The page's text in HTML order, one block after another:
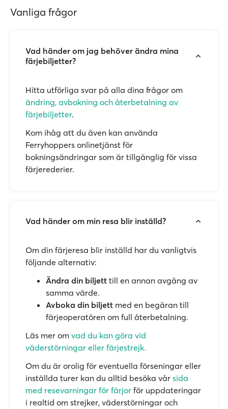
Vanliga frågor
Vad händer om jag behöver ändra mina
färjebiljetter?
Hitta utförliga svar på alla dina frågor om
ändring, avbokning och återbetalning av
färjebiljetter.
Kom ihåg att du även kan använda
Ferryhoppers onlinetjänst för
bokningsändringar som är tillgänglig för vissa
färjerederier.
Vad händer om min resa blir inställd?
Om din färjeresa blir inställd har du vanligtvis
följande alternativ:
Ändra din biljett till en annan avgång av
samma värde.
Avboka din biljett med en begäran till
färjeoperatören om full återbetalning.
Läs mer om vad du kan göra vid
väderstörningar eller färjestrejk.
Om du är orolig för eventuella förseningar eller
inställda turer kan du alltid besöka vår sida
med resevarningar för färjor för uppdateringar
i realtid om strejker, väderstörningar och